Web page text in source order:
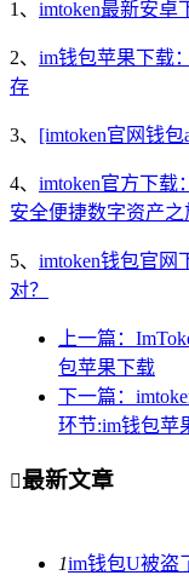
1、 imtoken最新安卓
2、 im钱包苹果下载
存
3、 [imtoken官网钱
4、 imtoken官方下载
安全便捷数字资产之
5、 imtoken钱包官网
对？
上一篇：
包苹果下载
下一篇：
环节:im钱包苹
最新文章
1im钱包U被盗